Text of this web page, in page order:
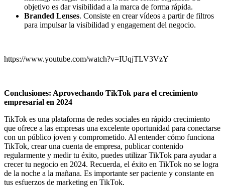
objetivo es dar visibilidad a la marca de forma rápida.
Branded Lenses. Consiste en crear vídeos a partir de filtros
para impulsar la visibilidad y engagement del negocio.
https://www.youtube.com/watch?v=IUqjTLV3VzY
Conclusiones: Aprovechando TikTok para el crecimiento
empresarial en 2024
TikTok es una plataforma de redes sociales en rápido crecimiento
que ofrece a las empresas una excelente oportunidad para conectarse
con un público joven y comprometido. Al entender cómo funciona
TikTok, crear una cuenta de empresa, publicar contenido
regularmente y medir tu éxito, puedes utilizar TikTok para ayudar a
crecer tu negocio en 2024. Recuerda, el éxito en TikTok no se logra
de la noche a la mañana. Es importante ser paciente y constante en
tus esfuerzos de marketing en TikTok.